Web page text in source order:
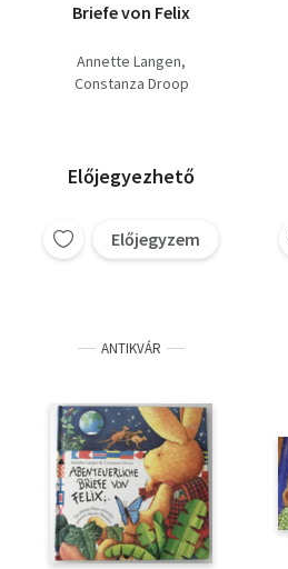
Briefe von Felix
Annette Langen
Constanza Droop
Előjegyezhető
Előjegyzem
ANTIKVÁR